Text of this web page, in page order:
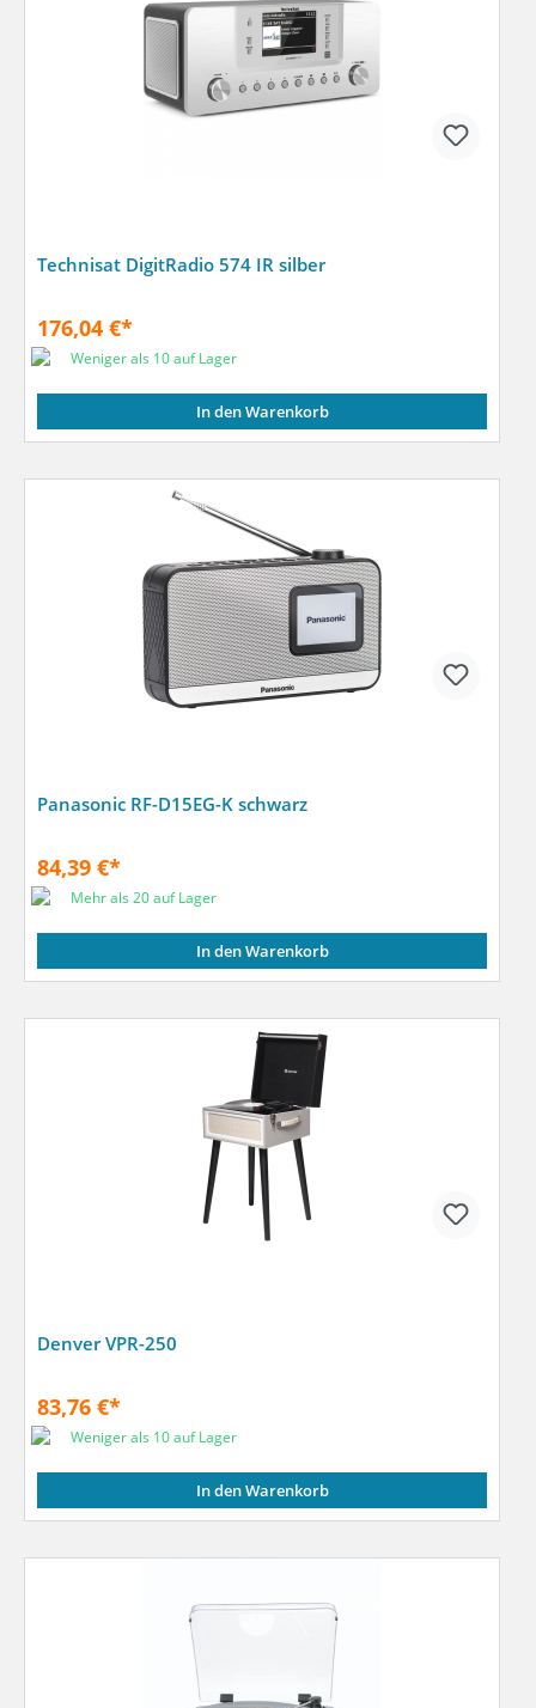
Technisat DigitRadio 574 IR silber
176,04 €*
Weniger als 10 auf Lager
In den Warenkorb
Panasonic RF-D15EG-K schwarz
84,39 €*
Mehr als 20 auf Lager
In den Warenkorb
Denver VPR-250
83,76 €*
Weniger als 10 auf Lager
In den Warenkorb